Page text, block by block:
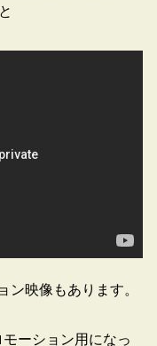
映像もあります。
ーション用になっ